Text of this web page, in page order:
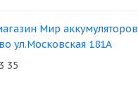
Мир аккумуляторов
ул.Московская 181А
35